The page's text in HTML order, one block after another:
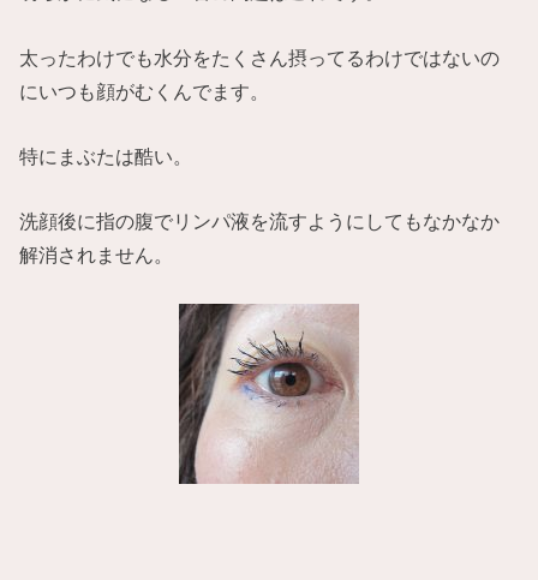
太ったわけでも水分をたくさん摂ってるわけではないの
にいつも顔がむくんでます。
特にまぶたは酷い。
洗顔後に指の腹でリンパ液を流すようにしてもなかなか
解消されません。